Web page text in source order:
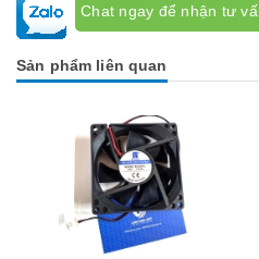
Chat ngay để nhận tư
Sản phẩm liên quan